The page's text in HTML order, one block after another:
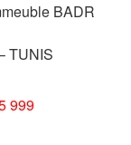
BADR
TUNIS
999